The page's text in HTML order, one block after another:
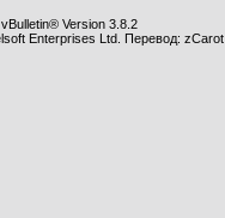
Version 3.8.2
Enterprises Ltd. Перевод: zCarot